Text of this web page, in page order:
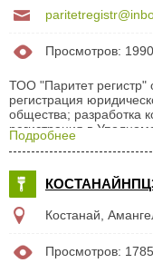
Собеседование с
Просмотров: 1990
ТОО "Паритет регистр"
регистрация
общества; разработка
регистрация в
акций, выпуска
консультирование при
договора на ведение
составление отчетов
бумаг; аннулирование
лица в полном объеме;
Подробнее
Костанай,
Просмотров: 1785